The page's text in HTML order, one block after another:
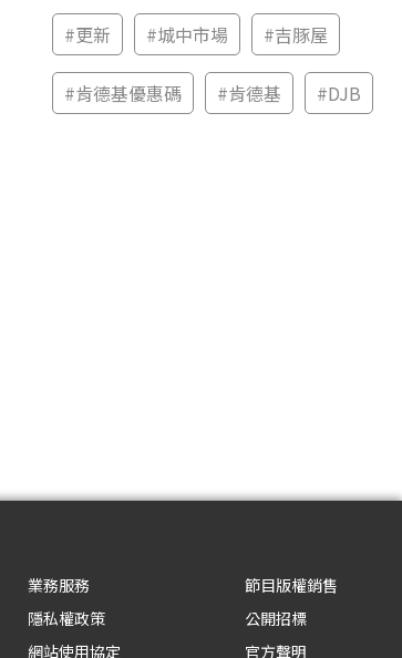
#更新 #城中市場 #吉豚屋
#肯德基優惠碼 #肯德基 #DJB
業務服務
隱私權政策
網站使用協定
節目版權銷售
公開招標
官方聲明